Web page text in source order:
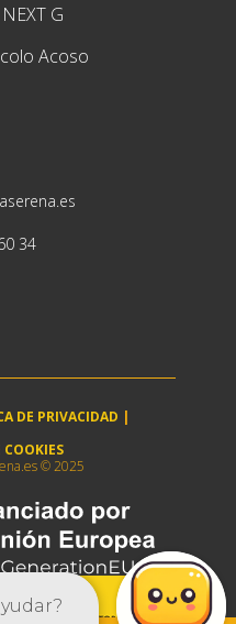
G
Acoso
34
DE PRIVACIDAD |
© 2025